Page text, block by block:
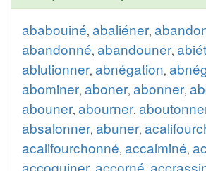
ababouiné, abaliéner,
abandonné, abandouner,
ablutionner, abnégation,
abominer, aboner, abonner,
abouner, abourner,
absalonner, abuner,
acalifourchonné, accalminé,
accoquiner accorné